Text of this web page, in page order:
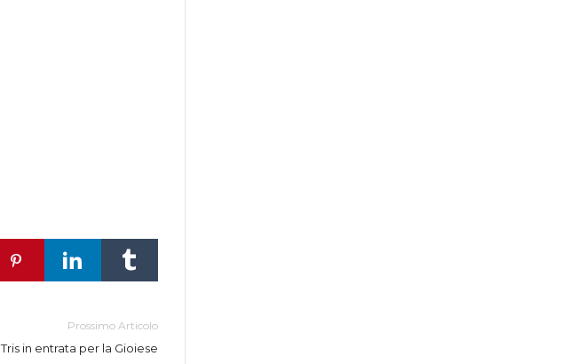
Prossimo Articolo
Tris in entrata per la Gioiese